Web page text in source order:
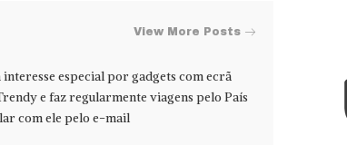
View More Posts
especial por gadgets com ecrã
e faz regularmente viagens pelo País
com ele pelo e-mail